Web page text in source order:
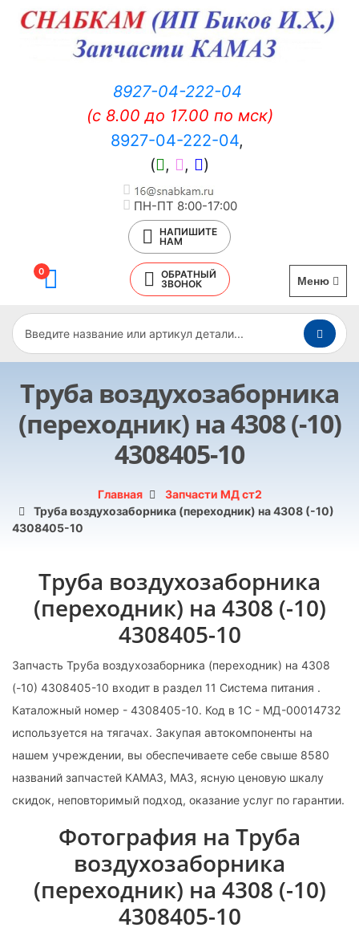
8927-04-222-04
(c 8.00 до 17.00 по мск)
8927-04-222-04,
(
, , )
ПН-ПТ 8:00-17:00
НАПИШИТЕ
НАМ
0
ОБРАТНЫЙ
ЗВОНОК
Меню
Труба воздухозаборника
(переходник) на 4308 (-10)
4308405-10
Главная
Запчасти МД ст2
Труба воздухозаборника (переходник) на 4308 (-10)
4308405-10
Труба воздухозаборника
(переходник) на 4308 (-10)
4308405-10
Запчасть Труба воздухозаборника (переходник) на 4308
(-10) 4308405-10 входит в раздел 11 Система питания .
Каталожный номер - 4308405-10. Код в 1С - МД-00014732
используется на тягачах. Закупая автокомпоненты на
нашем учреждении, вы обеспечиваете себе свыше 8580
названий запчастей КАМАЗ, МАЗ, ясную ценовую шкалу
скидок, неповторимый подход, оказание услуг по гарантии.
Фотография на Труба
воздухозаборника
(переходник) на 4308 (-10)
4308405-10